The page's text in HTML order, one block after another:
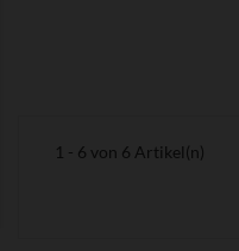
1 - 6 von 6 Artikel(n)